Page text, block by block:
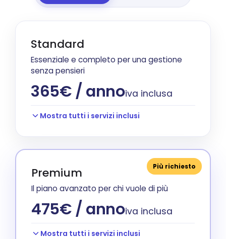
Standard
Essenziale e completo per una gestione
senza pensieri
365€ / annoiva inclusa
Mostra tutti i servizi inclusi
Più richiesto
Premium
Il piano avanzato per chi vuole di più
475€ / annoiva inclusa
Mostra tutti i servizi inclusi